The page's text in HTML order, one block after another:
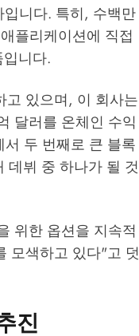
니다. 특히, 수백만
플리케이션에 직접
니다.
고 있으며, 이 회사는
달러를 온체인 수익
서 두 번째로 큰 블록
데뷔 중 하나가 될 것
위한 옵션을 지속적
모색하고 있다"고 덧
진